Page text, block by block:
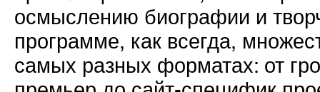
осмыслению биографии и
программе, как всегда,
самых разных форматах: от